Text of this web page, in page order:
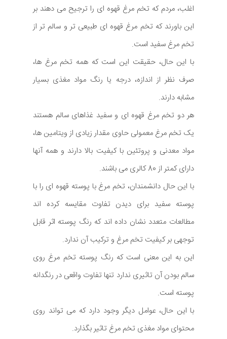
اغلب، مردم که تخم مرغ قهوه ای را ترجیح می دهند بر
این باورند که تخم مرغ قهوه ای طبیعی تر و سالم تر از
تخم مرغ سفید است.
با این حال، حقیقت این است که همه تخم مرغ ها،
صرف نظر از اندازه، درجه یا رنگ مواد مغذی بسیار
مشابه دارند.
هر دو تخم مرغ قهوه ای و سفید غذاهای سالم هستند
یک تخم مرغ معمولی حاوی مقدار زیادی از ویتامین ها،
مواد معدنی و پروتئین با کیفیت بالا دارند و همه آنها
دارای کمتر از 80 کالری می باشند.
با این حال دانشمندان، تخم مرغ با پوسته قهوه ای را با
پوسته سفید برای دیدن تفاوت مقایسه کرده اند
مطالعات متعدد نشان داده اند که رنگ پوسته اثر قابل
توجهی بر کیفیت تخم مرغ و ترکیب آن ندارد.
این به این معنی است که رنگ پوسته تخم مرغ روی
سالم بودن آن تاثیری ندارد تنها تفاوت واقعی در رنگدانه
پوسته است.
با این حال، عوامل دیگر وجود دارد که می تواند روی
محتوای مواد مغذی تخم مرغ تاثیر بگذارد.